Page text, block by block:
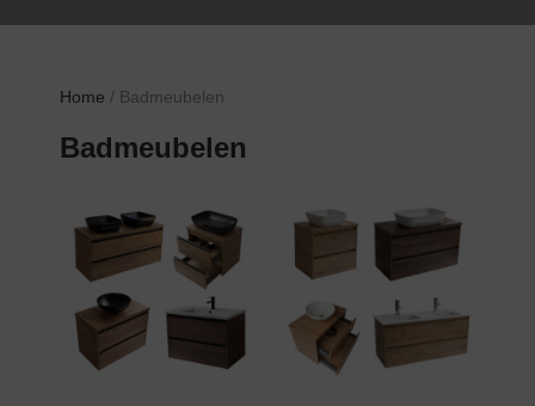
Home / Badmeubelen
Badmeubelen